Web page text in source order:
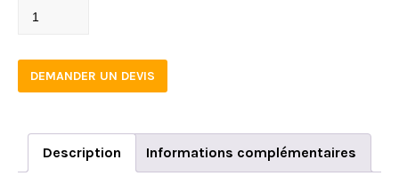
480
20
EXTRADRIVE
DEMANDER UN DEVIS
Description Informations complémentaires